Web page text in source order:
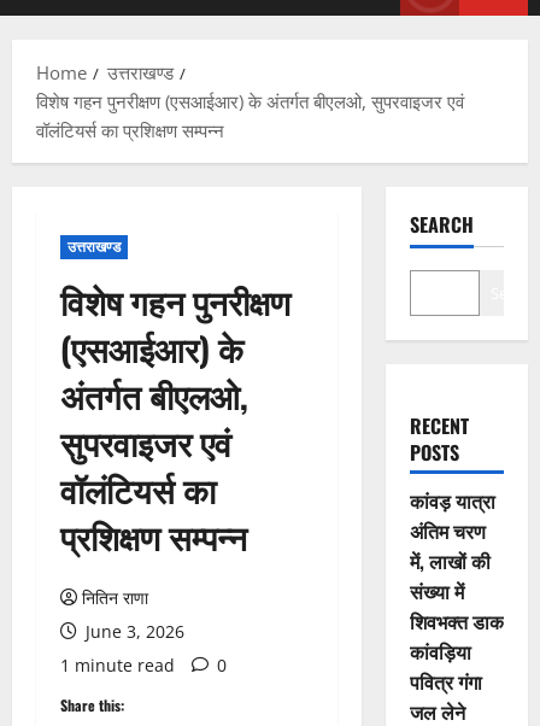
Home
उत्तराखण्ड
विशेष गहन पुनरीक्षण (एसआईआर) के अंतर्गत बीएलओ, सुपरवाइजर एवं
वॉलंटियर्स का प्रशिक्षण सम्पन्न
उत्तराखण्ड
विशेष गहन पुनरीक्षण
(एसआईआर) के
अंतर्गत बीएलओ,
सुपरवाइजर एवं
वॉलंटियर्स का
प्रशिक्षण सम्पन्न
नितिन राणा
June 3, 2026
1 minute read
0
Share this:
SEARCH
RECENT
POSTS
कांवड़ यात्रा
अंतिम चरण
में, लाखों की
संख्या में
शिवभक्त डाक
कांवड़िया
पवित्र गंगा
जल लेने